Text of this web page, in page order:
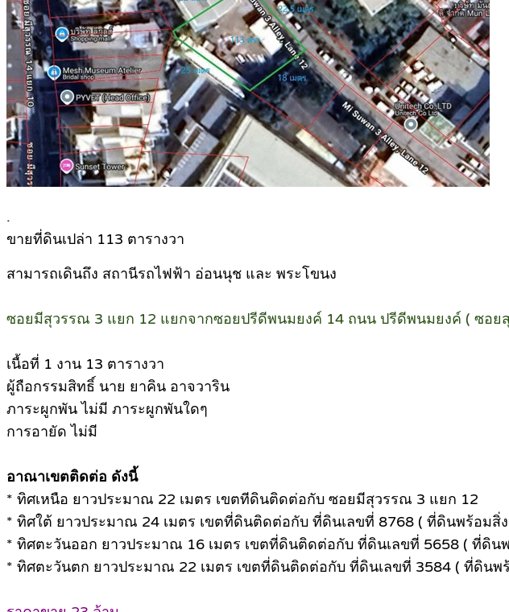
.
ขายที่ดินเปล่า 113 ตารางวา
สามารถเดินถึง สถานีรถไฟฟ้า อ่อนนุช และ พระโขนง
ซอยมีสุวรรณ 3 แยก 12 แยกจากซอยปรีดีพนมยงค์ 14 ถนน ปรีดีพนมยงค์ ( ซอย
เนื้อที่ 1 งาน 13 ตารางวา
ผู้ถือกรรมสิทธิ์ นาย ยาคิน อาจวาริน
ภาระผูกพัน ไม่มี ภาระผูกพันใดๆ
การอายัด ไม่มี
อาณาเขตติดต่อ ดังนี้
* ทิศเหนือ ยาวประมาณ 22 เมตร เขตทีดินติดต่อกับ ซอยมีสุวรรณ 3 แยก 12
* ทิศใต้ ยาวประมาณ 24 เมตร เขตที่ดินติดต่อกับ ที่ดินเลขที่ 8768 ( ที่ดินพร้อมสิ่ง
* ทิศตะวันออก ยาวประมาณ 16 เมตร เขตที่ดินติดต่อกับ ที่ดินเลขที่ 5658 ( ที่ดิน
* ทิศตะวันตก ยาวประมาณ 22 เมตร เขตที่ดินติดต่อกับ ที่ดินเลขที่ 3584 ( ที่ดินพ